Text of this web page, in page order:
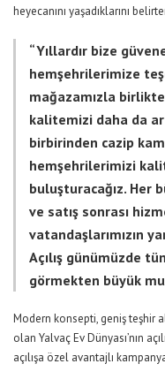
heyecanını yaşadıklarını
“Yıllardır bize
hemşehrilerimize
mağazamızla
kalitemizi daha da
birbirinden cazip
hemşehrilerimizi
buluşturacağız. Her
ve satış sonrası
vatandaşlarımızın
Açılış günümüzde
görmekten büyük
Modern konsepti, geniş teşhir
olan Yalvaç Ev Dünyası’nın
açılışa özel avantajlı